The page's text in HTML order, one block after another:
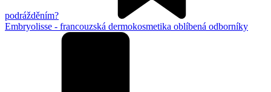
podrážděním?
Embryolisse - francouzská dermokosmetika oblíbená odborníky